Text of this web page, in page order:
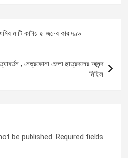
e মাটি কাটায় ৫ জনের কারাদণ্ড
; নেত্রকোনা জেলা ছাত্রদলের আনন্দ
মিছিল
be published. Required fields